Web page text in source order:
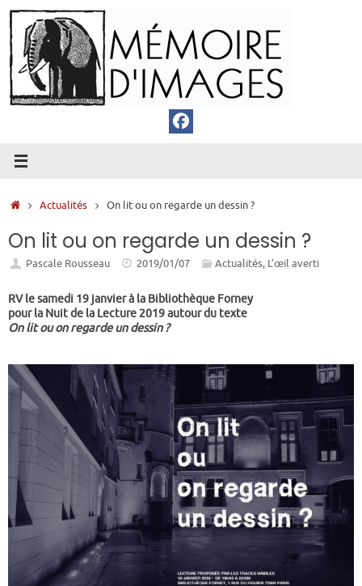
Passer
au
contenu
Accueil
Actualités On lit ou on regarde un dessin ?
On lit ou on regarde un dessin ?
Pascale Rousseau 2019/01/07 Actualités, L’œil averti
RV le samedi 19 janvier à la Bibliothèque Forney
pour la Nuit de la Lecture 2019 autour du texte
On lit ou on regarde un dessin ?